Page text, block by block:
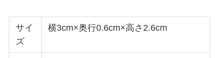
サイ
ズ
横3cm×奥行0.6cm×高さ2.6cm